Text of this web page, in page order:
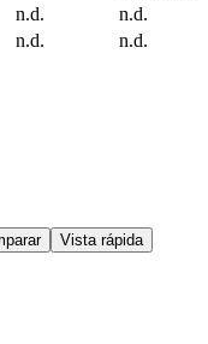
n.d.
n.d.
n.d.
n.d.
Vista rápida